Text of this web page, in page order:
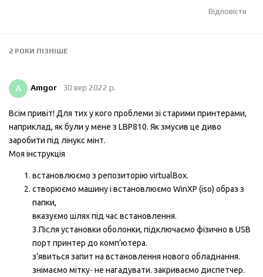
Відповісти
2 РОКИ ПІЗНІШЕ
A Amgor 30 вер 2022 р.
Всім привіт! Для тих у кого проблеми зі старими принтерами,
наприклад, як були у мене з LBP810. Як змусив це диво
заробити під лінукс мінт.
Моя інструкція
встановлюємо з репозиторію virtualBox.
створюємо машину і встановлюємо WinXP (iso) образ з
папки,
вказуємо шлях під час встановлення.
3.Після установки оболонки, підключаємо фізично в USB
порт принтер до комп’ютера.
з’явиться запит на встановлення нового обладнання.
знімаємо мітку- не нагадувати. закриваємо диспетчер.